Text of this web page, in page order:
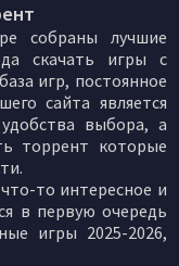
собраны лучшие
скачать игры с
игр, постоянное
сайта является
выбора, а
торрент которые
то интересное и
в первую очередь
игры 2025-2026,